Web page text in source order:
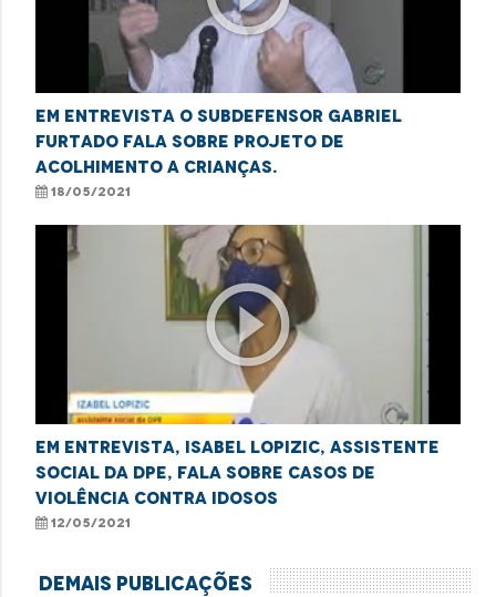
Em entrevista o subdefensor Gabriel
Furtado fala sobre Projeto de
acolhimento a crianças.
18/05/2021
play_circle_outline
Em entrevista, Isabel Lopizic, assistente
social da DPE, fala sobre casos de
violência contra idosos
12/05/2021
Demais Publicações